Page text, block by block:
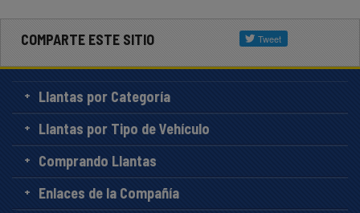
COMPARTE ESTE SITIO
Llantas por Categoría
Llantas por Tipo de Vehículo
Comprando Llantas
Enlaces de la Compañía